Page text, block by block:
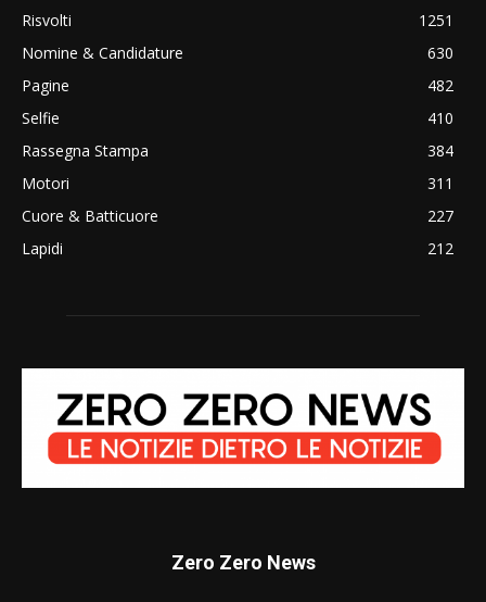
Risvolti
1251
Nomine & Candidature
630
Pagine
482
Selfie
410
Rassegna Stampa
384
Motori
311
Cuore & Batticuore
227
Lapidi
212
Zero Zero News